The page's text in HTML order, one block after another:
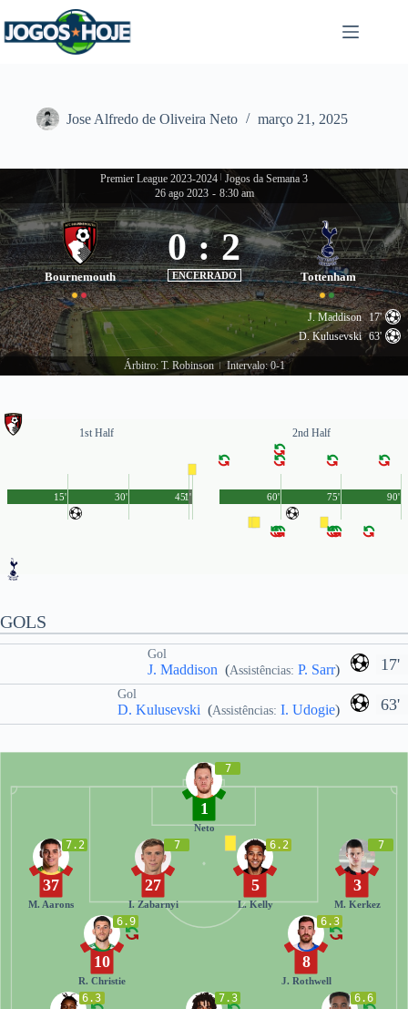
para
o
Jose Alfredo de Oliveira Neto março 21, 2025
Premier League 2023-2024 Jogos da Semana 3
26 ago 2023 - 8:30 am
Bournemouth
0 : 2
ENCERRADO Tottenham
J. Maddison 17'
D. Kulusevski 63'
Árbitro: T. Robinson Intervalo: 0-1
1st Half
45'
15' 30' 1'
2nd Half
90'
60' 75'
GOLS
17'
Gol
J. Maddison (Assistências: P. Sarr)
63'
Gol
D. Kulusevski (Assistências: I. Udogie)
7
1
Neto
7
3
M. Kerkez
6.2
5
L. Kelly
7
27
I. Zabarnyi
7.2
37
M. Aarons
6.3
8
J. Rothwell
6.9
10
R. Christie
6.6
7.3
6.3